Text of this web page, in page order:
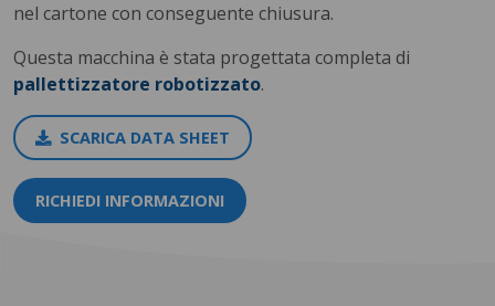
nel cartone con conseguente chiusura.
Questa macchina è stata progettata completa di
pallettizzatore robotizzato.
SCARICA DATA SHEET
RICHIEDI INFORMAZIONI